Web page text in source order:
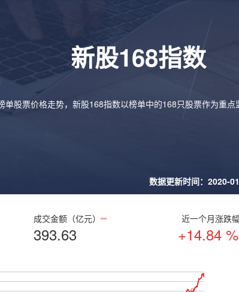
新股168指数
单股票价格走势，新股168指数以榜单中的168只股票作为重点
数据更新时间：2020-
成交金额（亿元）
393.63
近一个月涨跌
+14.84 %